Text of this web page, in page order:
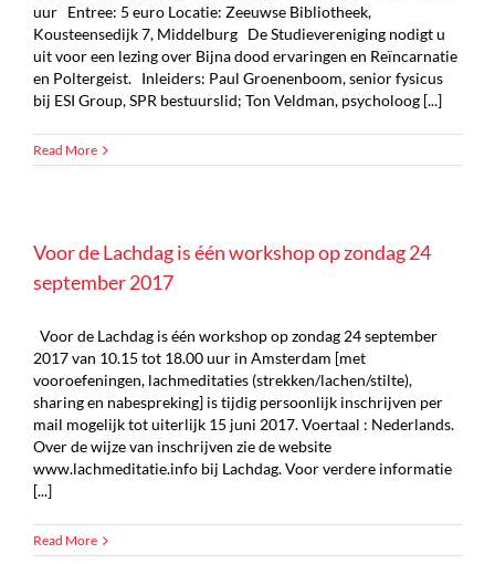
uur Entree: 5 euro Locatie: Zeeuwse Bibliotheek,
Kousteensedijk 7, Middelburg De Studievereniging nodigt u
uit voor een lezing over Bijna dood ervaringen en Reïncarnatie
en Poltergeist. Inleiders: Paul Groenenboom, senior fysicus
bij ESI Group, SPR bestuurslid; Ton Veldman, psycholoog [...]
Read More
Voor de Lachdag is één workshop op zondag 24
september 2017
Voor de Lachdag is één workshop op zondag 24 september
2017 van 10.15 tot 18.00 uur in Amsterdam [met
vooroefeningen, lachmeditaties (strekken/lachen/stilte),
sharing en nabespreking] is tijdig persoonlijk inschrijven per
mail mogelijk tot uiterlijk 15 juni 2017. Voertaal : Nederlands.
Over de wijze van inschrijven zie de website
www.lachmeditatie.info bij Lachdag. Voor verdere informatie
[...]
Read More